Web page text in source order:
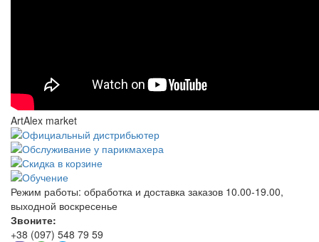
ArtAlex market
Режим работы: обработка и доставка заказов 10.00-19.00,
выходной воскресенье
Звоните:
+38 (097) 548 79 59